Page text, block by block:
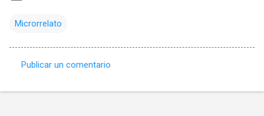
Microrrelato
o
Publicar un comentario